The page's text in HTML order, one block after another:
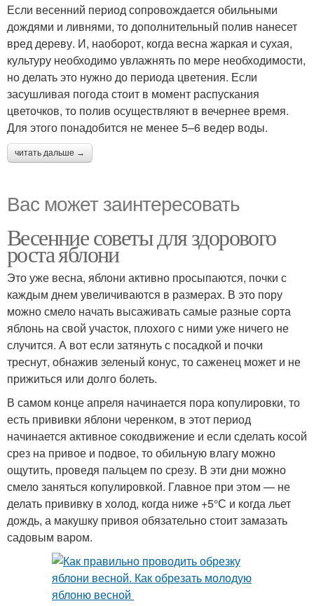
Если весенний период сопровождается обильными
дождями и ливнями, то дополнительный полив нанесет
вред дереву. И, наоборот, когда весна жаркая и сухая,
культуру необходимо увлажнять по мере необходимости,
но делать это нужно до периода цветения. Если
засушливая погода стоит в момент распускания
цветочков, то полив осуществляют в вечернее время.
Для этого понадобится не менее 5–6 ведер воды.
читать дальше →
Вас может заинтересовать
Весенние советы для здорового
роста яблони
Это уже весна, яблони активно просыпаются, почки с
каждым днем увеличиваются в размерах. В это пору
можно смело начать высаживать самые разные сорта
яблонь на свой участок, плохого с ними уже ничего не
случится. А вот если затянуть с посадкой и почки
треснут, обнажив зеленый конус, то саженец может и не
прижиться или долго болеть.
В самом конце апреля начинается пора копулировки, то
есть прививки яблони черенком, в этот период
начинается активное сокодвижение и если сделать косой
срез на привое и подвое, то обильную влагу можно
ощутить, проведя пальцем по срезу. В эти дни можно
смело заняться копулировкой. Главное при этом — не
делать прививку в холод, когда ниже +5°С и когда льет
дождь, а макушку привоя обязательно стоит замазать
садовым варом.